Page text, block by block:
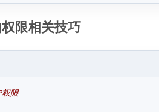
限相关技巧
限